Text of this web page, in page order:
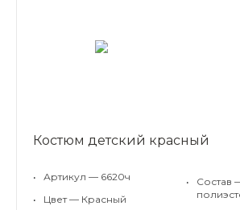
Костюм детский красный
•
Артикул — 6620ч
•
Цвет — Красный
•
Состав